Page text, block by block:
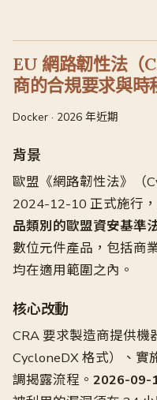
EU 網路韌性法（
商的合規要求與時
Docker · 2026 年近期
背景
歐盟《網路韌性法》（
2024-12-10 正式施行
品類別的歐盟資安基準
數位元件產品，包括商
均在適用範圍之內。
核心改動
CRA 要求製造商提供機
CycloneDX 格式）、實
調揭露流程。 2026-09-